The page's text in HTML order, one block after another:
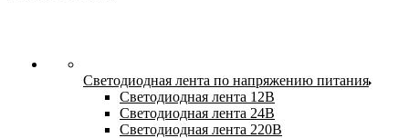
Светодиодная лента по напряжению питания
Светодиодная лента 12В
Светодиодная лента 24В
Светодиодная лента 220В